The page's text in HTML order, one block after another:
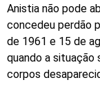
Anistia não pode
concedeu perdão
de 1961 e 15 de
quando a
corpos